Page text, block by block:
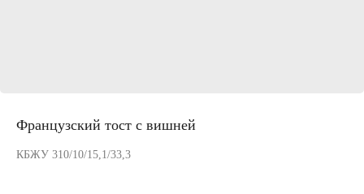
Французский тост с вишней
КБЖУ 310/10/15,1/33,3